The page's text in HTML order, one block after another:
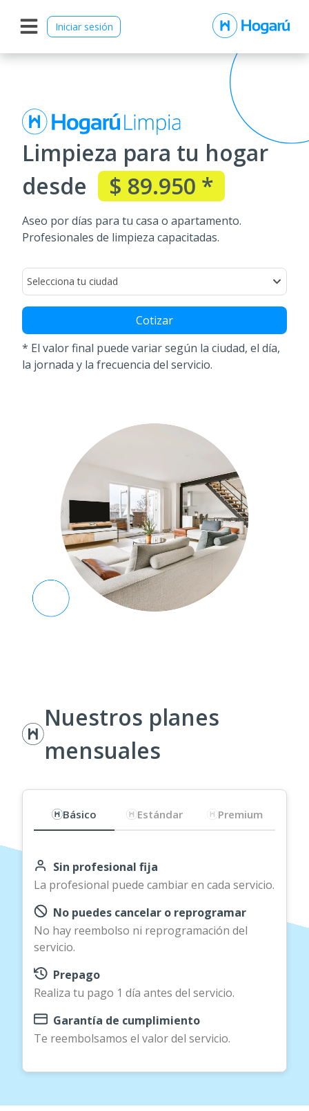
Iniciar sesión
Limpieza para tu hogar
desde
$ 89.950 *
Aseo por días para tu casa o apartamento.
Profesionales de limpieza capacitadas.
Selecciona tu ciudad
* El valor final puede variar según la ciudad, el día,
la jornada y la frecuencia del servicio.
Nuestros planes
mensuales
Básico Estándar Premium
Sin profesional fija
La profesional puede cambiar en cada servicio.
No puedes cancelar o reprogramar
No hay reembolso ni reprogramación del
servicio.
Prepago
Realiza tu pago 1 día antes del servicio.
Garantía de cumplimiento
Te reembolsamos el valor del servicio.